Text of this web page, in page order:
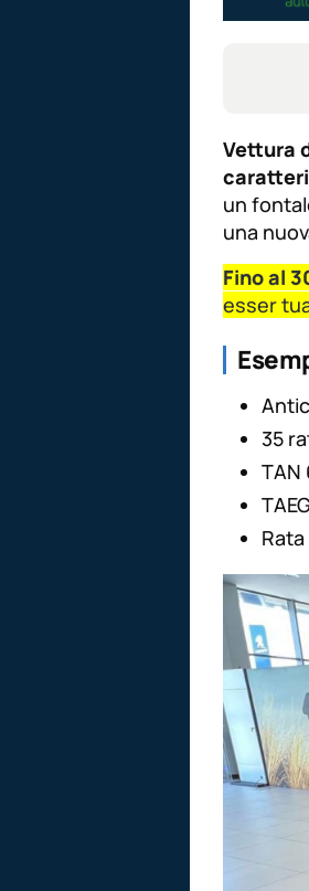
Vettura
un
una
Fino al
esser
35
TAN